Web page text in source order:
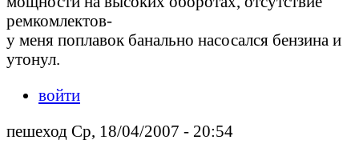
ремкомлектов-
у меня поплавок банально насосался бензина и
утонул.
войти
пешеход Ср, 18/04/2007 - 20:54